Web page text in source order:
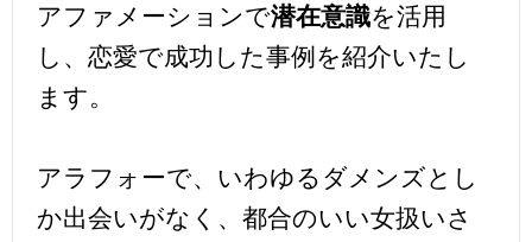
アファメーションで潜在意識を活用
し、恋愛で成功した事例を紹介いたし
ます。
アラフォーで、いわゆるダメンズとし
か出会いがなく、都合のいい女扱いさ